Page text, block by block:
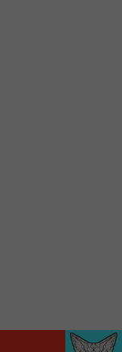
en un clic!